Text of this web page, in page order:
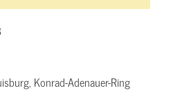
Konrad-Adenauer-Ring